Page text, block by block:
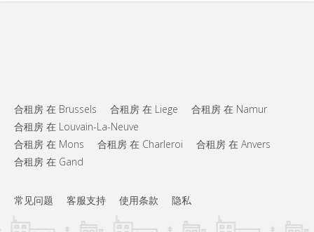
合租房 在 Brussels 合租房 在 Liege
合租房 在 Namur
合租房 在 Louvain-La-Neuve
合租房 在 Mons
合租房 在 Charleroi
合租房 在 Anvers
合租房 在 Gand
常见问题 客服支持 使用条款 隐私